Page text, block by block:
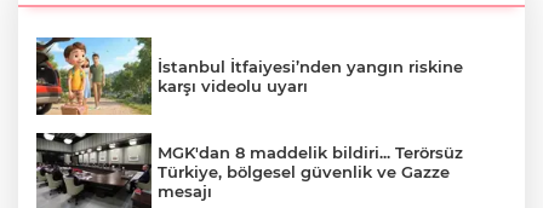
İstanbul İtfaiyesi’nden yangın riskine
karşı videolu uyarı
MGK'dan 8 maddelik bildiri... Terörsüz
Türkiye, bölgesel güvenlik ve Gazze
mesajı